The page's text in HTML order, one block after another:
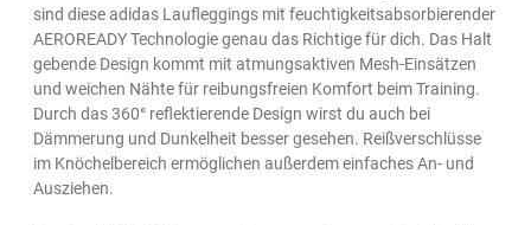
sind diese adidas Laufleggings mit feuchtigkeitsabsorbierender
AEROREADY Technologie genau das Richtige für dich. Das Halt
gebende Design kommt mit atmungsaktiven Mesh-Einsätzen
und weichen Nähte für reibungsfreien Komfort beim Training.
Durch das 360° reflektierende Design wirst du auch bei
Dämmerung und Dunkelheit besser gesehen. Reißverschlüsse
im Knöchelbereich ermöglichen außerdem einfaches An- und
Ausziehen.